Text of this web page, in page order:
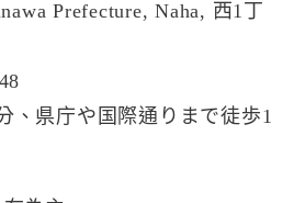
Prefecture, Naha, 西1丁
、県庁や国際通りまで徒歩1